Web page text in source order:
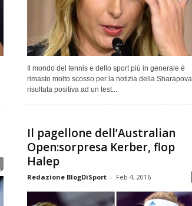
Il mondo del tennis e dello sport più in generale è
rimasto molto scosso per la notizia della Sharapova
risultata positiva ad un test...
Il pagellone dell’Australian
Open:sorpresa Kerber, flop
Halep
Redazione BlogDiSport - Feb 4, 2016